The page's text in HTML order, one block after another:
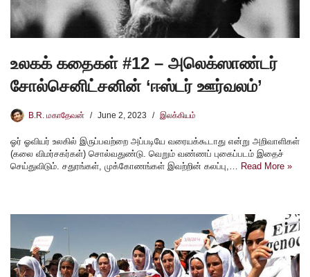
உலகக் கதைகள் #12 – அலெக்ஸாண்டர்
சோல்செனிட்சனின் ‘ஈஸ்டர் ஊர்வலம்’
B.R. மகாதேவன் June 2, 2023 இலக்கியம்
ஓர் ஓவியர் உலகில் இருப்பவற்றை அப்படியே வரையக்கூடாது என்று அறிவாளிகள்
(கலை விமர்சகர்கள்) சொல்வதுண்டு. வெறும் வண்ணப் புகைப்படம் இதைச்
செய்துவிடும். சதுரங்கள், முக்கோணங்கள் இவற்றின் கலப்பு,… Read More »